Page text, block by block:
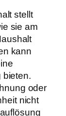
stellt
sie am
kann
bieten.
oder
nicht